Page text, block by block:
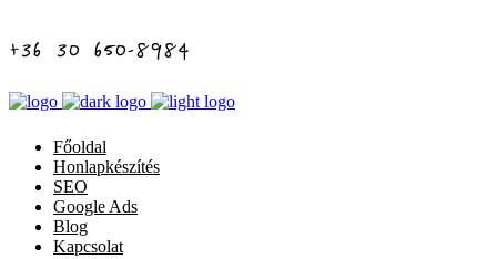
+36 30 650-8984
Főoldal
Honlapkészítés
SEO
Google Ads
Blog
Kapcsolat